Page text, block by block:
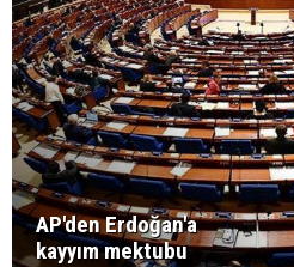
AP'den Erdoğan'a
kayyım mektubu